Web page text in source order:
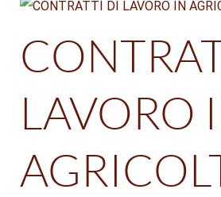
LAVORO